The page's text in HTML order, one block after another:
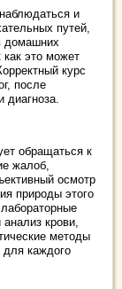
и
путей,
домашних
как это может
курс
после
диагноза.
обращаться к
жалоб,
осмотр
природы этого
крови,
методы
для каждого